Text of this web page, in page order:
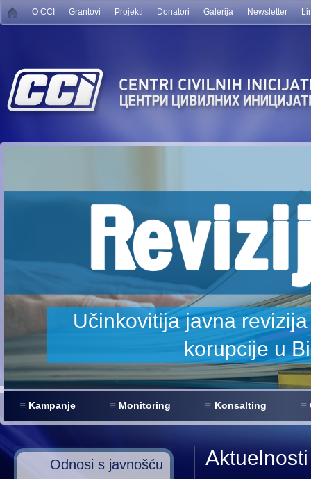
O CCI Grantovi Projekti Donatori Galerija Newsletter
Kampanje Monitoring Konsalting
Odnosi s javnošću Aktuelnosti